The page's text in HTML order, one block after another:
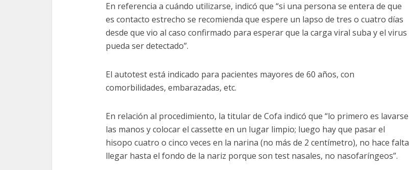
En referencia a cuándo utilizarse, indicó que “si una persona se entera de que
es contacto estrecho se recomienda que espere un lapso de tres o cuatro días
desde que vio al caso confirmado para esperar que la carga viral suba y el virus
pueda ser detectado”.
El autotest está indicado para pacientes mayores de 60 años, con
comorbilidades, embarazadas, etc.
En relación al procedimiento, la titular de Cofa indicó que “lo primero es lavarse
las manos y colocar el cassette en un lugar limpio; luego hay que pasar el
hisopo cuatro o cinco veces en la narina (no más de 2 centímetro), no hace falta
llegar hasta el fondo de la nariz porque son test nasales, no nasofaríngeos”.